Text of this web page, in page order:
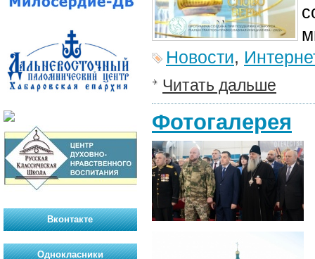
Новости,
Читать дальше
Фотогалерея
Вконтакте
Однокласники